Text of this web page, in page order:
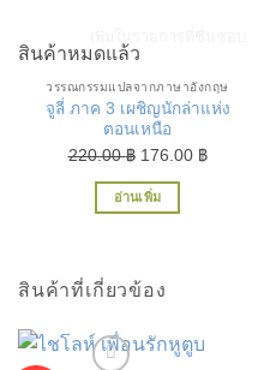
สินค้าหมดแล้ว
วรรณกรรมแปลจากภาษาอังกฤษ
จูลี่ ภาค 3 เผชิญนักล่าแห่ง
ตอนเหนือ
220.00฿ Original
price
was:
176.00 ฿Current
อ่านเพิ่ม
สินค้าที่เกี่ยวข้อง